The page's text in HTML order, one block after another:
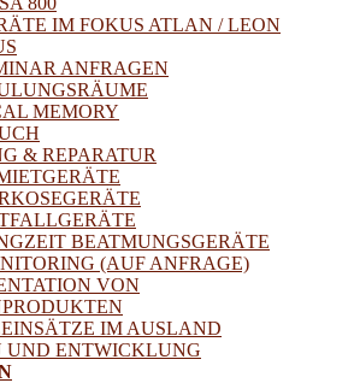
IM FOKUS ATLAN / LEON
ANFRAGEN
MEMORY
& REPARATUR
BEATMUNGSGERÄTE
(AUF ANFRAGE)
VON
IM AUSLAND
UND ENTWICKLUNG